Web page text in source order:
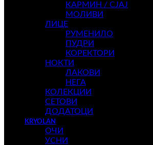
КАРМИН / СЈАЈ
МОЛИВИ
ЛИЦЕ
РУМЕНИЛО
ПУДРИ
КОРЕКТОРИ
НОКТИ
ЛАКОВИ
НЕГА
КОЛЕКЦИИ
СЕТОВИ
ДОДАТОЦИ
KRYOLAN
ОЧИ
УСНИ